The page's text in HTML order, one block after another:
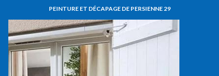
PEINTURE ET DÉCAPAGE DE PERSIENNE 29